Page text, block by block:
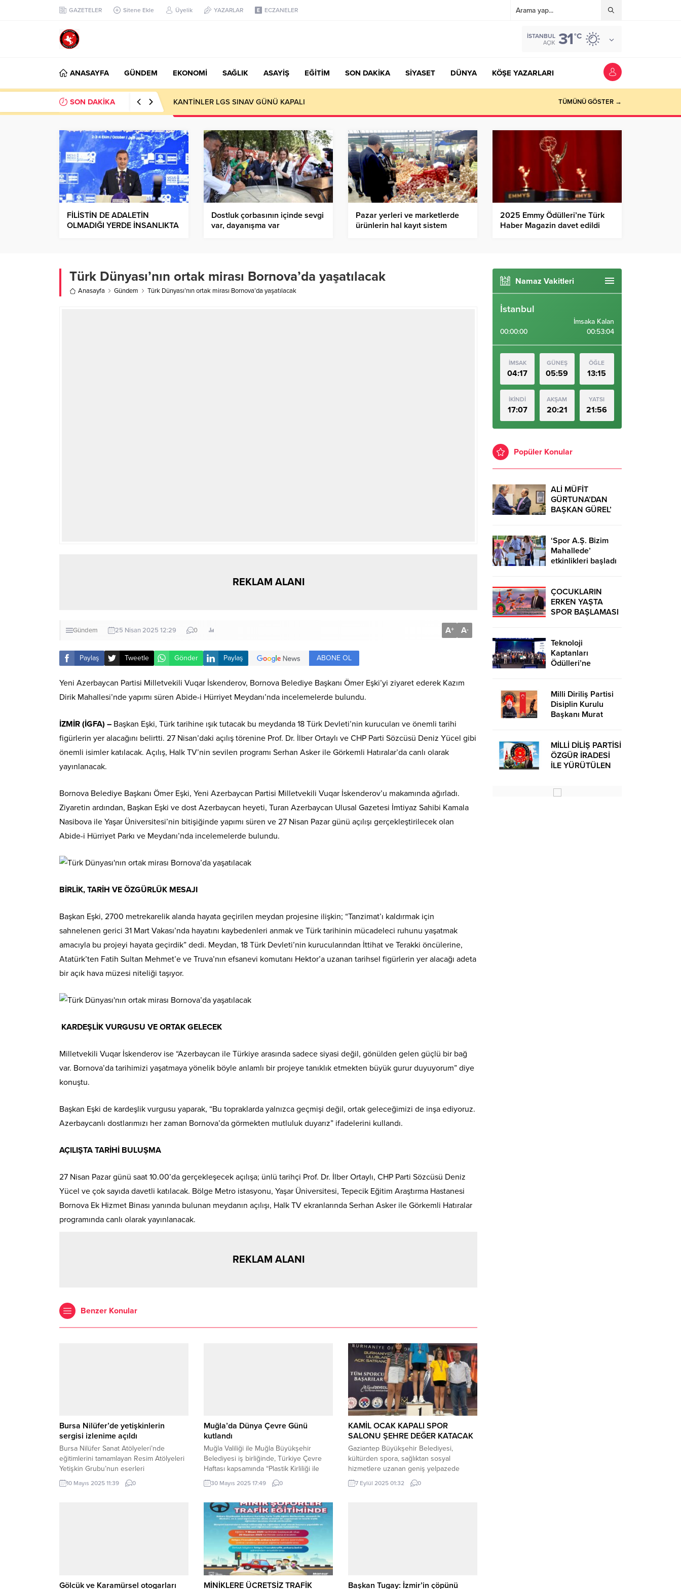
GAZETELER Sitene Ekle Üyelik YAZARLAR ECZANELER
İSTANBUL
AÇIK 31°C
ANASAYFA GÜNDEM EKONOMİ SAĞLIK ASAYİŞ EĞİTİM SON DAKİKA SİYASET DÜNYA KÖŞE YAZARLARI
SON DAKİKA KANTİNLER LGS SINAV GÜNÜ KAPALI TÜMÜNÜ GÖSTER →
FİLİSTİN DE ADALETİN
OLMADIĞI YERDE İNSANLIKTA
Dostluk çorbasının içinde sevgi
var, dayanışma var
Pazar yerleri ve marketlerde
ürünlerin hal kayıt sistem
2025 Emmy Ödülleri’ne Türk
Haber Magazin davet edildi
Türk Dünyası’nın ortak mirası Bornova’da yaşatılacak
Anasayfa Gündem Türk Dünyası’nın ortak mirası Bornova’da yaşatılacak
REKLAM ALANI
Gündem 25 Nisan 2025 12:29 0 A+ A-
Paylaş Tweetle Gönder Paylaş ABONE OL
Yeni Azerbaycan Partisi Milletvekili Vuqar İskenderov, Bornova Belediye Başkanı Ömer Eşki’yi ziyaret ederek Kazım
Dirik Mahallesi’nde yapımı süren Abide-i Hürriyet Meydanı’nda incelemelerde bulundu.
İZMİR (İGFA) – Başkan Eşki, Türk tarihine ışık tutacak bu meydanda 18 Türk Devleti’nin kurucuları ve önemli tarihi
figürlerin yer alacağını belirtti. 27 Nisan’daki açılış törenine Prof. Dr. İlber Ortaylı ve CHP Parti Sözcüsü Deniz Yücel gibi
önemli isimler katılacak. Açılış, Halk TV’nin sevilen programı Serhan Asker ile Görkemli Hatıralar’da canlı olarak
yayınlanacak.
Bornova Belediye Başkanı Ömer Eşki, Yeni Azerbaycan Partisi Milletvekili Vuqar İskenderov’u makamında ağırladı.
Ziyaretin ardından, Başkan Eşki ve dost Azerbaycan heyeti, Turan Azerbaycan Ulusal Gazetesi İmtiyaz Sahibi Kamala
Nasibova ile Yaşar Üniversitesi’nin bitişiğinde yapımı süren ve 27 Nisan Pazar günü açılışı gerçekleştirilecek olan
Abide-i Hürriyet Parkı ve Meydanı’nda incelemelerde bulundu.
BİRLİK, TARİH VE ÖZGÜRLÜK MESAJI
Başkan Eşki, 2700 metrekarelik alanda hayata geçirilen meydan projesine ilişkin; “Tanzimat’ı kaldırmak için
sahnelenen gerici 31 Mart Vakası’nda hayatını kaybedenleri anmak ve Türk tarihinin mücadeleci ruhunu yaşatmak
amacıyla bu projeyi hayata geçirdik” dedi. Meydan, 18 Türk Devleti’nin kurucularından İttihat ve Terakki öncülerine,
Atatürk’ten Fatih Sultan Mehmet’e ve Truva’nın efsanevi komutanı Hektor’a uzanan tarihsel figürlerin yer alacağı adeta
bir açık hava müzesi niteliği taşıyor.
KARDEŞLİK VURGUSU VE ORTAK GELECEK
Milletvekili Vuqar İskenderov ise “Azerbaycan ile Türkiye arasında sadece siyasi değil, gönülden gelen güçlü bir bağ
var. Bornova’da tarihimizi yaşatmaya yönelik böyle anlamlı bir projeye tanıklık etmekten büyük gurur duyuyorum” diye
konuştu.
Başkan Eşki de kardeşlik vurgusu yaparak, “Bu topraklarda yalnızca geçmişi değil, ortak geleceğimizi de inşa ediyoruz.
Azerbaycanlı dostlarımızı her zaman Bornova’da görmekten mutluluk duyarız” ifadelerini kullandı.
AÇILIŞTA TARİHİ BULUŞMA
27 Nisan Pazar günü saat 10.00’da gerçekleşecek açılışa; ünlü tarihçi Prof. Dr. İlber Ortaylı, CHP Parti Sözcüsü Deniz
Yücel ve çok sayıda davetli katılacak. Bölge Metro istasyonu, Yaşar Üniversitesi, Tepecik Eğitim Araştırma Hastanesi
Bornova Ek Hizmet Binası yanında bulunan meydanın açılışı, Halk TV ekranlarında Serhan Asker ile Görkemli Hatıralar
programında canlı olarak yayınlanacak.
REKLAM ALANI
Benzer Konular
Bursa Nilüfer’de yetişkinlerin
sergisi izlenime açıldı
Bursa Nilüfer Sanat Atölyeleri’nde
eğitimlerini tamamlayan Resim Atölyeleri
Yetişkin Grubu’nun eserleri
sanatseverlerden tam not aldı. BURSA
(İGFA) – bursa Nilüfer Sanat Atölyeleri’nin
10 Mayıs 2025 11:39 0
Muğla’da Dünya Çevre Günü
kutlandı
Muğla Valiliği ile Muğla Büyükşehir
Belediyesi iş birliğinde, Türkiye Çevre
Haftası kapsamında “Plastik Kirliliği ile
Mücadele” teması ve “Çevrene İyi Bak”
mottosuyla Dünya Çevre Günü
Türkan Saylan Çağdaş Yaşam
Merkezi’nde gerçekleştirilen programa;
Muğla Valisi Dr.İdris Akbıyık, Kıyı Ege
Belediyeler Birliği ve Muğla Büyükşehir
Belediye Başkanı...
30 Mayıs 2025 17:49 0
KAMİL OCAK KAPALI SPOR
SALONU ŞEHRE DEĞER KATACAK
Gaziantep Büyükşehir Belediyesi,
kültürden spora, sağlıktan sosyal
hizmetlere uzanan geniş yelpazede
düzenlediği etkinlikler ve hayata geçirdiği
projelerle yine hareketli bir haftayı geride
7 Eylül 2025 01:32 0
Gölcük ve Karamürsel otogarları MİNİKLERE ÜCRETSİZ TRAFİK Başkan Tugay: İzmir’in çöpünü
Namaz Vakitleri
İstanbul
00:00:00
İmsaka Kalan
00:53:04
İMSAK
04:17
GÜNEŞ
05:59
ÖĞLE
13:15
İKİNDİ
17:07
AKŞAM
20:21
YATSI
21:56
Popüler Konular
ALİ MÜFİT
GÜRTUNA’DAN
BAŞKAN GÜREL’
‘Spor A.Ş. Bizim
Mahallede’
etkinlikleri başladı
ÇOCUKLARIN
ERKEN YAŞTA
SPOR BAŞLAMASI
UZAK TUTUMUŞ
OLACAKTIR
Teknoloji
Kaptanları
Ödülleri’ne
Milli Diriliş Partisi
Disiplin Kurulu
Başkanı Murat
Basın Açıklaması
MİLLİ DİLİŞ PARTİSİ
ÖZGÜR İRADESİ
İLE YÜRÜTÜLEN
OLUŞUMUDUR